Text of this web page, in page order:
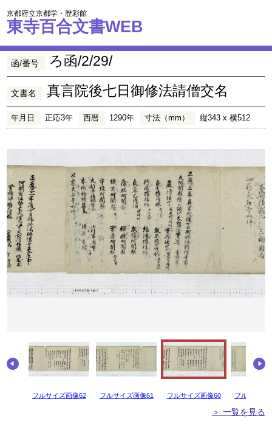
京都府立京都学・歴彩館
東寺百合文書WEB
函/番号 ろ函/2/29/
文書名 真言院後七日御修法請僧交名
年月日 正応3年 西暦 1290年 寸法（mm） 縦343 x 横512
フルサイズ画像62 フルサイズ画像61 フルサイズ画像60 フルサイズ
＞ 一覧を見る